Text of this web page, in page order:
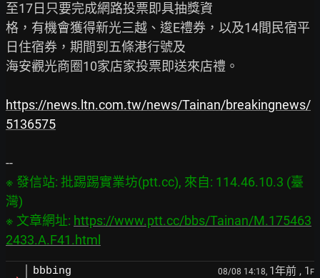
至17日只要完成網路投票即具抽獎資
格，有機會獲得新光三越、逡E禮券，以及14間民宿平
日住宿券，期間到五條港行號及
海安觀光商圈10家店家投票即送來店禮。
https://news.ltn.com.tw/news/Tainan/breakingnews/
5136575
※ 發信站: 批踢踢實業坊(ptt.cc), 來自: 114.46.10.3 (臺
灣)
※ 文章網址: https://www.ptt.cc/bbs/Tainan/M.175463
2433.A.F41.html
bbbing 08/08 14:18, 1年前 , 1 F